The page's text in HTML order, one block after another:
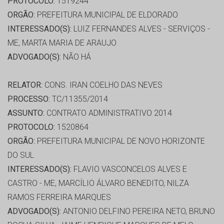
ORGÃO: PREFEITURA MUNICIPAL DE ELDORADO
INTERESSADO(S): LUIZ FERNANDES ALVES - SERVIÇOS -
ME, MARTA MARIA DE ARAUJO
ADVOGADO(S): NÃO HÁ
RELATOR: CONS. IRAN COELHO DAS NEVES
PROCESSO: TC/11355/2014
ASSUNTO: CONTRATO ADMINISTRATIVO 2014
PROTOCOLO: 1520864
ORGÃO: PREFEITURA MUNICIPAL DE NOVO HORIZONTE
DO SUL
INTERESSADO(S): FLAVIO VASCONCELOS ALVES E
CASTRO - ME, MARCÍLIO ÁLVARO BENEDITO, NILZA
RAMOS FERREIRA MARQUES
ADVOGADO(S): ANTONIO DELFINO PEREIRA NETO, BRUNO